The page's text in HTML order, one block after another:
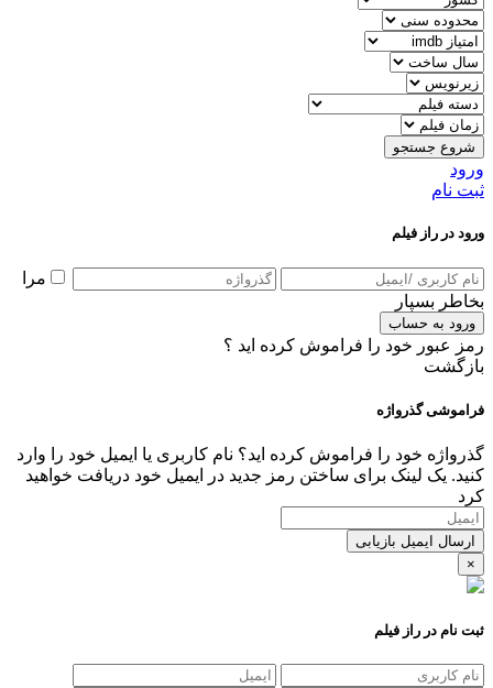
شروع جستجو
ورود
ثبت نام
ورود در راز فیلم
مرا
بخاطر بسپار
ورود به حساب
رمز عبور خود را فراموش کرده اید ؟
بازگشت
فراموشی گذرواژه
گذرواژه خود را فراموش کرده اید؟ نام کاربری یا ایمیل خود را وارد
کنید. یک لینک برای ساختن رمز جدید در ایمیل خود دریافت خواهید
کرد
ارسال ایمیل بازیابی
×
ثبت نام در راز فیلم